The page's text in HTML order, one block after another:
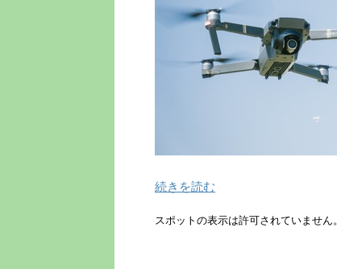
続きを読む